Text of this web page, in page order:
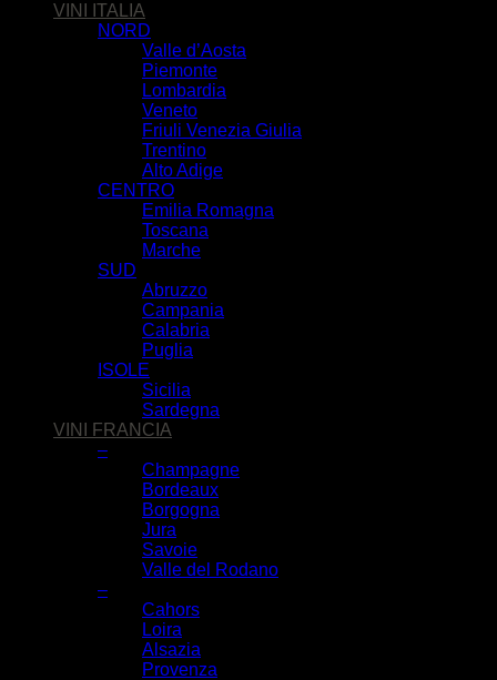
VINI ITALIA
NORD
Valle d’Aosta
Piemonte
Lombardia
Veneto
Friuli Venezia Giulia
Trentino
Alto Adige
CENTRO
Emilia Romagna
Toscana
Marche
SUD
Abruzzo
Campania
Calabria
Puglia
ISOLE
Sicilia
Sardegna
VINI FRANCIA
–
Champagne
Bordeaux
Borgogna
Jura
Savoie
Valle del Rodano
–
Cahors
Loira
Alsazia
Provenza